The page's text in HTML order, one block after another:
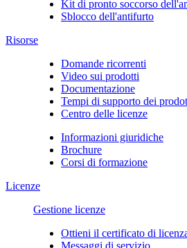
Kit di pronto soccorso
Sblocco dell'antifurto
Risorse
Domande ricorrenti
Video sui prodotti
Documentazione
Tempi di supporto dei
Centro delle licenze
Informazioni giuridiche
Brochure
Corsi di formazione
Licenze
Gestione licenze
Ottieni il certificato di
Messaggi di servizio